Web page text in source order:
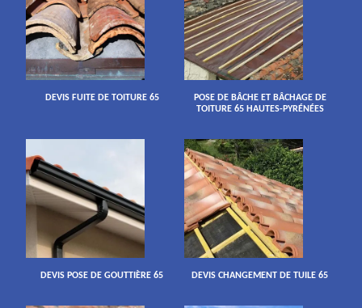
DEVIS FUITE DE TOITURE 65
POSE DE BÂCHE ET BÂCHAGE DE
TOITURE 65 HAUTES-PYRÉNÉES
DEVIS POSE DE GOUTTIÈRE 65 DEVIS CHANGEMENT DE TUILE 65